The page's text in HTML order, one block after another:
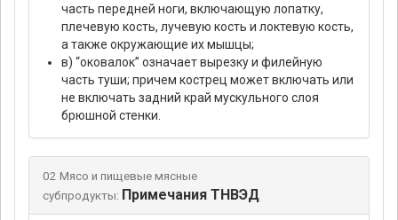
часть передней ноги, включающую лопатку,
плечевую кость, лучевую кость и локтевую кость,
а также окружающие их мышцы;
в) “оковалок” означает вырезку и филейную
часть туши; причем кострец может включать или
не включать задний край мускульного слоя
брюшной стенки.
02 Мясо и пищевые мясные
субпродукты: Примечания ТНВЭД